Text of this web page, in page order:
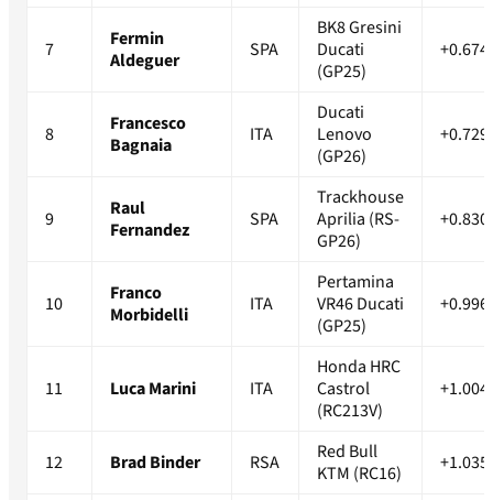
7
Fermin
Aldeguer
SPA
BK8 Gresini
Ducati
(GP25)
8
Francesco
Bagnaia
ITA
Ducati
Lenovo
(GP26)
9
Raul
Fernandez
SPA
Trackhouse
Aprilia (RS-
GP26)
10
Franco
Morbidelli
ITA
Pertamina
VR46 Ducati
(GP25)
11 Luca Marini ITA
Honda HRC
Castrol
(RC213V)
12 Brad Binder RSA
Red Bull
KTM (RC16)